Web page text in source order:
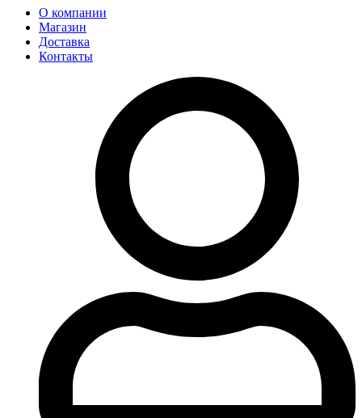
О компании
Магазин
Доставка
Контакты